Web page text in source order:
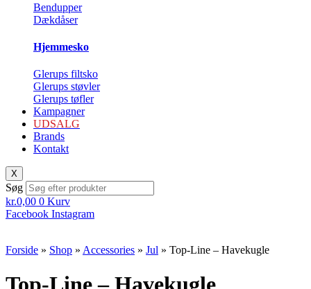
Bendupper
Dækdåser
Hjemmesko
Glerups filtsko
Glerups støvler
Glerups tøfler
Kampagner
UDSALG
Brands
Kontakt
X
Søg
kr.0,00 0 Kurv
Facebook Instagram
Forside » Shop » Accessories » Jul » Top-Line – Havekugle